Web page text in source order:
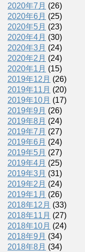
2020年7月 (26)
2020年6月 (25)
2020年5月 (23)
2020年4月 (30)
2020年3月 (24)
2020年2月 (24)
2020年1月 (15)
2019年12月 (26)
2019年11月 (20)
2019年10月 (17)
2019年9月 (26)
2019年8月 (24)
2019年7月 (27)
2019年6月 (24)
2019年5月 (27)
2019年4月 (25)
2019年3月 (31)
2019年2月 (24)
2019年1月 (26)
2018年12月 (33)
2018年11月 (27)
2018年10月 (24)
2018年9月 (34)
2018年8月 (34)